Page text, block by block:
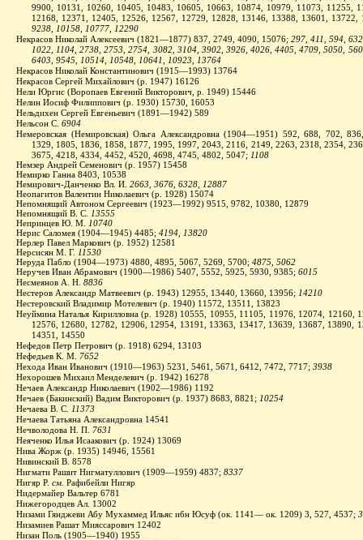
9900, 10131, 10260, 10405, 10483, 10605, 10663, 10874, 10979, 11073, 11255,
12168, 12371, 12405, 12526, 12567, 12729, 12828, 13146, 13388, 13601, 13722,
9238, 10158, 10777, 12290
Некрасов Николай Алексеевич (1821—1877) 837, 2749, 4090, 15076; 297, 411, 594,
1022, 1104, 2738, 2753, 2754, 3082, 3104, 3902, 3926, 4026, 4405, 4709, 5050,
6403, 9545, 10514, 10548, 10641, 10923, 13764
Некрасов Николай Константинович (1915—1993) 13764
Некрасов Сергей Михайлович (р. 1947) 16126
Нели Юргис (Воропаев Евгений Викторович, р. 1949) 15446
Нелин Иосиф Филиппович (р. 1930) 15730, 16053
Нельдихен Сергей Евгеньевич (1891—1942) 589
Нельсон С. 6904
Немеровская (Немировская) Ольга Александровна (1904—1951) 592, 688, 702,
1329, 1805, 1836, 1858, 1877, 1995, 1997, 2043, 2116, 2149, 2263, 2318, 2354,
3675, 4218, 4334, 4452, 4520, 4698, 4745, 4802, 5047; 1108
Немзер Андрей Семенович (р. 1957) 15458
Немирко Ганна 8403, 10538
Немирович-Данченко Вл. И. 2663, 3676, 6328, 12887
Неопагитов Валентин Николаевич (р. 1928) 15074
Непомнящий Автоном Сергеевич (1923—1992) 9515, 9782, 10380, 12879
Непомнящий В. С. 13555
Непринцев Ю. М. 10740
Нерис Саломея (1904—1945) 4485; 4194, 13820
Нерлер Павел Маркович (р. 1952) 12581
Нерсисян М. Г. 11530
Неруда Пабло (1904—1973) 4880, 4895, 5067, 5269, 5700; 4875, 5062
Неручев Иван Абрамович (1900—1986) 5407, 5552, 5925, 5930, 9385; 6015
Несмеянов А. Н. 8836
Нестеров Александр Матвеевич (р. 1943) 12955, 13440, 13660, 13956; 14210
Нестеровский Владимир Мотелевич (р. 1940) 11572, 13511, 13823
Неуймина Наталья Кирилловна (р. 1928) 10555, 10955, 11105, 11976, 12074, 12160,
12576, 12680, 12782, 12906, 12954, 13191, 13363, 13417, 13639, 13687, 13890,
14351, 14550
Нефедов Петр Петрович (р. 1918) 6294, 13103
Нефедьев К. М. 7652
Нехода Иван Иванович (1910—1963) 5231, 5461, 5671, 6412, 7472, 7717; 3938
Нехорошев Михаил Менделевич (р. 1942) 16278
Нечаев Александр Николаевич (1902—1986) 1192
Нечаев (Бакинский) Вадим Викторович (р. 1937) 8683, 8821; 10254
Нечаева В. С. 11373
Нечаева Татьяна Александровна 14541
Нечволодова Н. П. 7631
Неяченко Илья Исаакович (р. 1924) 13069
Нива Жорж (р. 1935) 14946, 15561
Нивинский В. 8578
Нигмати Рашит Нигматуллович (1909—1959) 4837; 8337
Нигяр Р. см. Рафибейли Нигяр
Нидермайер Вальтер 6781
Нижегородцев Ал. 13002
Низами Гянджеви Абу Мухаммед Ильяс ибн Юсуф (ок. 1141— ок. 1209) 3, 527, 4537;
Низамиев Рашат Мияссарович 12402
Низан Поль (1905—1940) 1955